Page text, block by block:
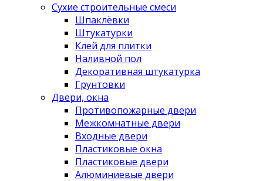
Сухие строительные смеси
Шпаклёвки
Штукатурки
Клей для плитки
Наливной пол
Декоративная штукатурка
Грунтовки
Двери, окна
Противопожарные двери
Межкомнатные двери
Входные двери
Пластиковые окна
Пластиковые двери
Алюминиевые двери